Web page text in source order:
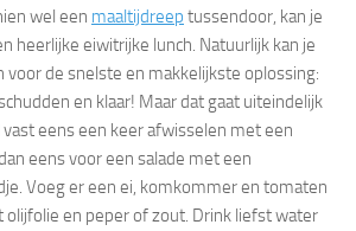
wel een maaltijdreep tussendoor, kan je
heerlijke eiwitrijke lunch. Natuurlijk kan je
de snelste en makkelijkste oplossing:
en klaar! Maar dat gaat uiteindelijk
eens een keer afwisselen met een
eens voor een salade met een
Voeg er een ei, komkommer en tomaten
olijfolie en peper of zout. Drink liefst water